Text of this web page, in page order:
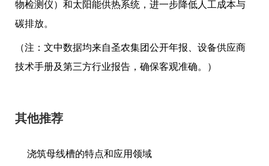
物检测仪）和太阳能供热系统，进一步降低人工成本与
碳排放。
（注：文中数据均来自圣农集团公开年报、设备供应商
技术手册及第三方行业报告，确保客观准确。）
其他推荐
浇筑母线槽的特点和应用领域